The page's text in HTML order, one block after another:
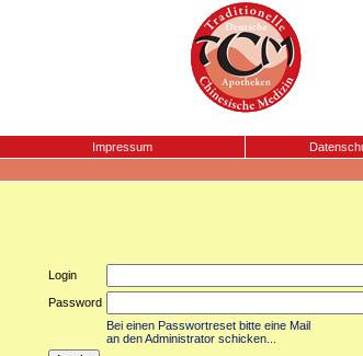
Impressum
Login
Password
Bei einen Passwortreset bitte eine Mail
an den Administrator schicken...